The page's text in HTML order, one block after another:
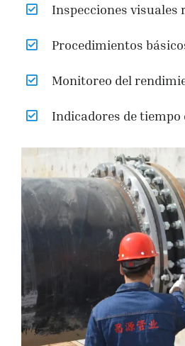
Inspecciones visuales
Procedimientos
Monitoreo del
Indicadores de tiempo